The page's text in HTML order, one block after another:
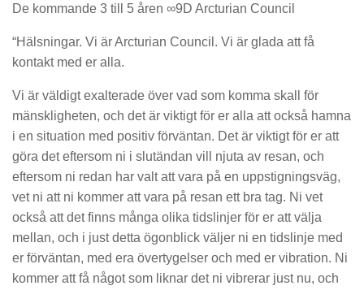
De kommande 3 till 5 åren ∞9D Arcturian Council
“Hälsningar. Vi är Arcturian Council. Vi är glada att få
kontakt med er alla.
Vi är väldigt exalterade över vad som komma skall för
mänskligheten, och det är viktigt för er alla att också hamna
i en situation med positiv förväntan. Det är viktigt för er att
göra det eftersom ni i slutändan vill njuta av resan, och
eftersom ni redan har valt att vara på en uppstigningsväg,
vet ni att ni kommer att vara på resan ett bra tag. Ni vet
också att det finns många olika tidslinjer för er att välja
mellan, och i just detta ögonblick väljer ni en tidslinje med
er förväntan, med era övertygelser och med er vibration. Ni
kommer att få något som liknar det ni vibrerar just nu, och